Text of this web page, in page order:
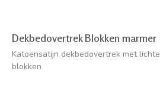
Dekbedovertrek Blokken marmer
Katoensatijn dekbedovertrek met lichte
blokken